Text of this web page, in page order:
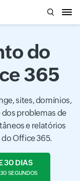
do
365
sites, domínios,
dos problemas de
e relatórios
Office 365.
30 DIAS
SEGUNDOS